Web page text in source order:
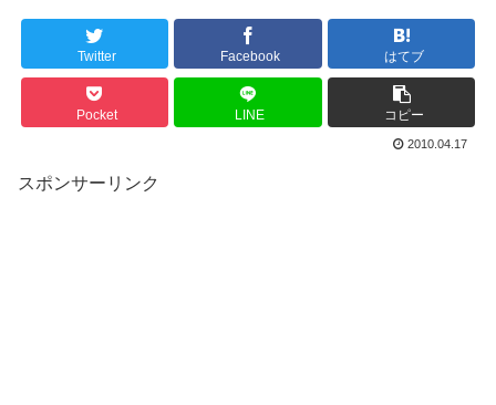
Twitter Facebook はてブ
Pocket LINE コピー
2010.04.17
スポンサーリンク